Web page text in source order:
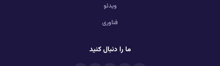
ویدئو
فناوری
ما را دنبال کنید